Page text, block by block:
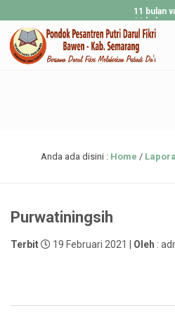
11 bulan yang
11 bulan yang
Anda ada disini : Home /
Purwatiningsih
Terbit 19 Februari 2021 | Oleh :